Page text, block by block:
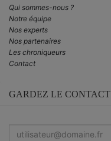
Qui sommes-nous ?
Notre équipe
Nos experts
Nos partenaires
Les chroniqueurs
Contact
GARDEZ LE CONTACT